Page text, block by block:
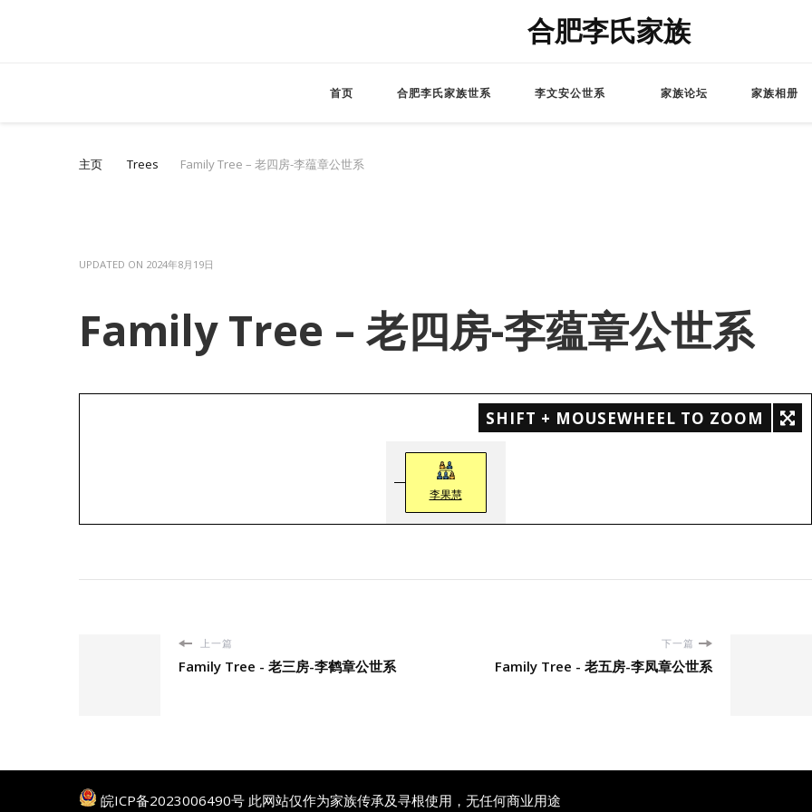
合肥李氏家族
首页 合肥李氏家族世系 李文安公世系 家族论坛 家族相册
主页 Trees Family Tree – 老四房-李蕴章公世系
UPDATED ON 2024年8月19日
Family Tree – 老四房-李蕴章公世系
SHIFT + MOUSEWHEEL TO ZOOM
李果慧
上一篇
Family Tree - 老三房-李鹤章公世系
下一篇
Family Tree - 老五房-李凤章公世系
皖ICP备2023006490号 此网站仅作为家族传承及寻根使用，无任何商业用途